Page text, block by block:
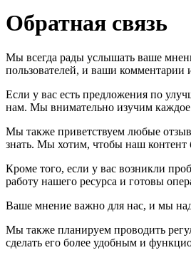
Обратная связь
Мы всегда рады услышать ваше
пользователей, и ваши комментарии
Если у вас есть предложения по
нам. Мы внимательно изучим
Мы также приветствуем любые
знать. Мы хотим, чтобы наш
Кроме того, если у вас возникли
работу нашего ресурса и готовы
Ваше мнение важно для нас, и мы
Мы также планируем проводить
сделать его более удобным и